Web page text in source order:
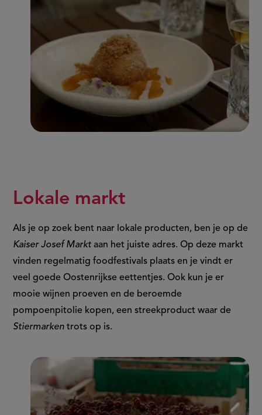
Lokale markt
Als je op zoek bent naar lokale producten, ben je op de
Kaiser Josef Markt aan het juiste adres. Op deze markt
vinden regelmatig foodfestivals plaats en je vindt er
veel goede Oostenrijkse eettentjes. Ook kun je er
mooie wijnen proeven en de beroemde
pompoenpitolie kopen, een streekproduct waar de
Stiermarken trots op is.